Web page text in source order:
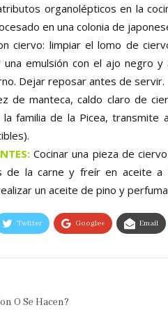
organolépticos en la
en una colonia de
ciervo: limpiar el lomo de
una emulsión con el ajo negro
Dejar reposar antes de
de manteca, caldo claro de
familia de la Picea, transmite
Cocinar una pieza de
de la carne y freír en aceite
un aceite de pino y
Twitter Google+ Email
O Se Hacen?